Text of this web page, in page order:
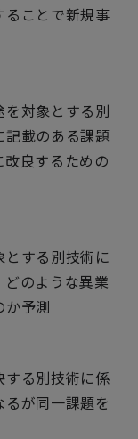
ることで新規事
を対象とする別
記載のある課題
良するための
とする別技術に
のような異業
か予測
する別技術に係
が同一課題を